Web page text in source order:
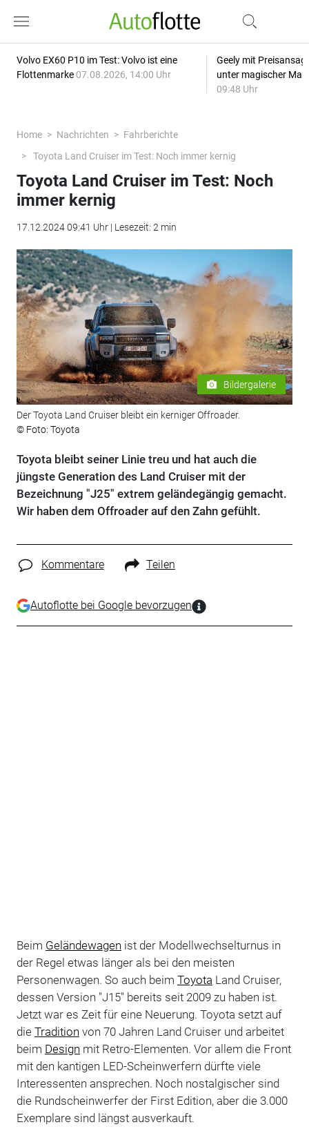
Volvo EX60 P10 im Test: Volvo ist eine
Flottenmarke 07.08.2026, 14:00 Uhr
Geely mit
unter magischer
09:48 Uhr
Home Nachrichten
Fahrberichte
Toyota Land Cruiser im Test: Noch immer kernig
Toyota Land Cruiser im Test: Noch
immer kernig
17.12.2024 09:41 Uhr | Lesezeit: 2 min
Bildergalerie
Der Toyota Land Cruiser bleibt ein kerniger Offroader.
© Foto: Toyota
Toyota bleibt seiner Linie treu und hat auch die
jüngste Generation des Land Cruiser mit der
Bezeichnung "J25" extrem geländegängig gemacht.
Wir haben dem Offroader auf den Zahn gefühlt.
Kommentare Teilen
Autoflotte bei Google bevorzugen
Beim Geländewagen ist der Modellwechselturnus in
der Regel etwas länger als bei den meisten
Personenwagen. So auch beim Toyota Land Cruiser,
dessen Version "J15" bereits seit 2009 zu haben ist.
Jetzt war es Zeit für eine Neuerung. Toyota setzt auf
die Tradition von 70 Jahren Land Cruiser und arbeitet
beim Design mit Retro-Elementen. Vor allem die Front
mit den kantigen LED-Scheinwerfern dürfte viele
Interessenten ansprechen. Noch nostalgischer sind
die Rundscheinwerfer der First Edition, aber die 3.000
Exemplare sind längst ausverkauft.